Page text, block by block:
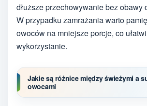
dłuższe przechowywanie bez obawy
W przypadku zamrażania warto
owoców na mniejsze porcje, co
wykorzystanie.
Jakie są różnice między świeżymi a
owocami